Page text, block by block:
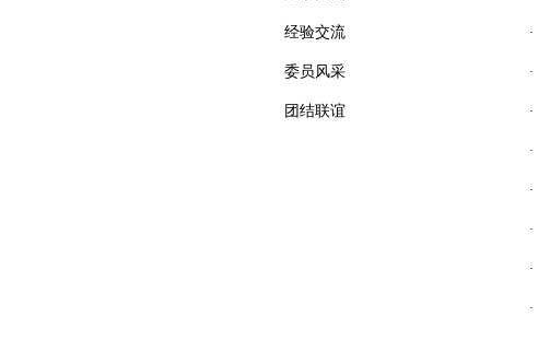
经验交流
委员风采
团结联谊
·
·
·
·
·
·
·
·